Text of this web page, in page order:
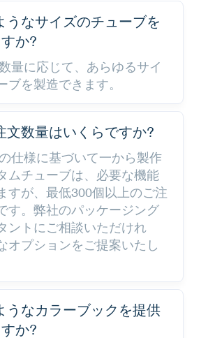
うなサイズのチューブを
か?
量に応じて、あらゆるサイ
ブを製造できます。
文数量はいくらですか?
仕様に基づいて一から製作
ムチューブは、必要な機能
すが、最低300個以上のご注
す。弊社のパッケージング
ントにご相談いただけれ
オプションをご提案いたし
うなカラーブックを提供
か?